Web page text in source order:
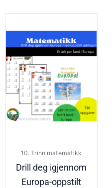
10. Trinn matematikk
Drill deg igjennom
Europa-oppstilt